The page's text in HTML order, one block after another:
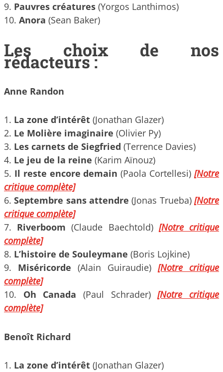
9. Pauvres créatures (Yorgos Lanthimos)
10. Anora (Sean Baker)
Les choix de nos
rédacteurs :
Anne Randon
1. La zone d’intérêt (Jonathan Glazer)
2. Le Molière imaginaire (Olivier Py)
3. Les carnets de Siegfried (Terrence Davies)
4. Le jeu de la reine (Karim Aïnouz)
5. Il reste encore demain (Paola Cortellesi)[Notre
critique complète]
6.Septembre sans attendre (Jonas Trueba)[Notre
critique complète]
7. Riverboom (Claude Baechtold) [Notre critique
complète]
8. L’histoire de Souleymane (Boris Lojkine)
9. Miséricorde (Alain Guiraudie) [Notre critique
complète]
10. Oh Canada (Paul Schrader)[Notre critique
complète]
Benoît Richard
1. La zone d’intérêt (Jonathan Glazer)